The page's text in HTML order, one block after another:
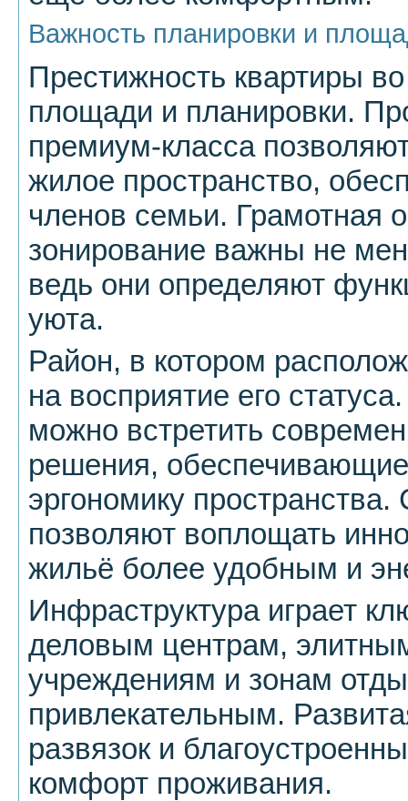
Важность планировки и
Престижность квартиры
площади и планировки.
премиум-класса
жилое пространство,
членов семьи. Грамотная
зонирование важны не
ведь они определяют
уюта.
Район, в котором
на восприятие его
можно встретить
решения,
эргономику
позволяют воплощать
жильё более удобным и
Инфраструктура играет
деловым центрам,
учреждениям и зонам
привлекательным.
развязок и
комфорт проживания.